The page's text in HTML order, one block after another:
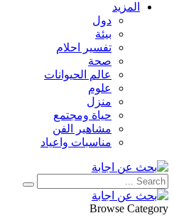
المزيد
دول
بيئة
تفسير احلام
صحة
عالم الحيوانات
علوم
منزل
حياة ومجتمع
مشاهير الفن
مناسبات واعياد
Browse Category